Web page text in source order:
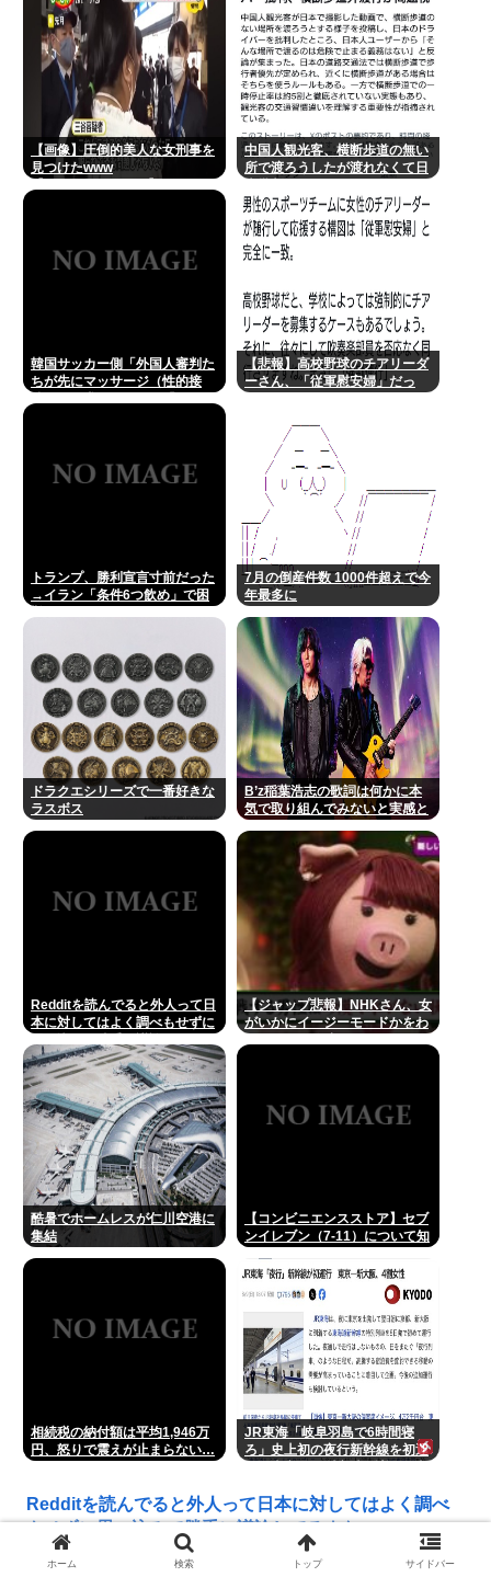
【画像】圧倒的美人な女刑事を
見つけたwww
中国人観光客、横断歩道の無い
所で渡ろうしたが渡れなくて日
韓国サッカー側「外国人審判た
ちが先にマッサージ（性的接
【悲報】高校野球のチアリーダ
ーさん、「従軍慰安婦」だっ
トランプ、勝利宣言寸前だった
→イラン「条件6つ飲め」で困
7月の倒産件数 1000件超えで今
年最多に
ドラクエシリーズで一番好きな
ラスボス
B’z稲葉浩志の歌詞は何かに本
気で取り組んでみないと実感と
Redditを読んでると外人って日
本に対してはよく調べもせずに
な
【ジャップ悲報】NHKさん、女
がいかにイージーモードかをわ
酷暑でホームレスが仁川空港に
集結
【コンビニエンスストア】セブ
ンイレブン（7-11）について知
相続税の納付額は平均1,946万
円、怒りで震えが止まらない…
JR東海「岐阜羽島で6時間寝
ろ」史上初の夜行新幹線を初運
Redditを読んでると外人って日本に対してはよく調べ
もせずに思い込みで勝手に議論してるよな
ホーム 検索 トップ サイドバー